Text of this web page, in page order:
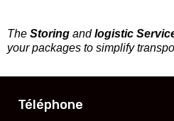
The Storing andlogistic
your packages to simplify
Téléphone